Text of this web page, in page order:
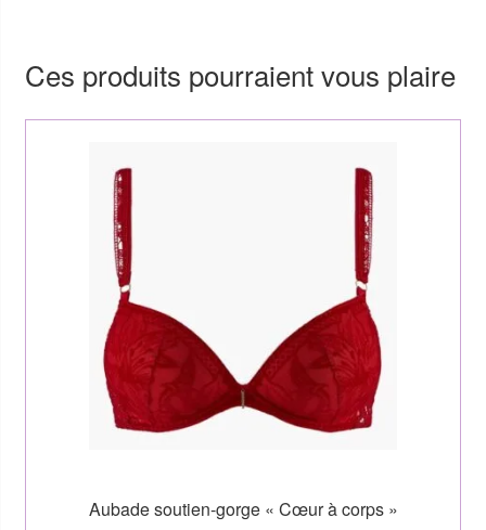
Ces produits pourraient vous plaire
Aubade soutien-gorge « Cœur à corps »